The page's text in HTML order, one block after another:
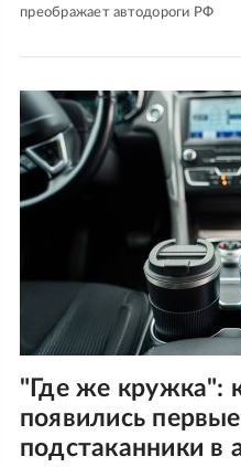
преображает автодороги РФ
"Где же кружка":
появились первые
подстаканники в